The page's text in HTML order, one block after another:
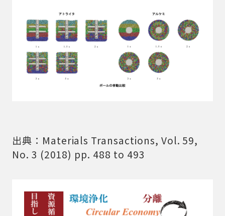
出典：Materials Transactions, Vol. 59,
No. 3 (2018) pp. 488 to 493